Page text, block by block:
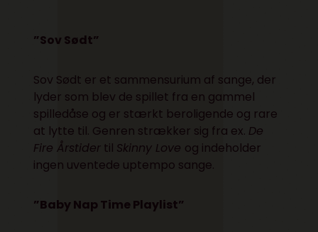
”Sov Sødt”
Sov Sødt er et sammensurium af sange, der
lyder som blev de spillet fra en gammel
spilledåse og er stærkt beroligende og rare
at lytte til. Genren strækker sig fra ex. De
Fire Årstider til Skinny Love og indeholder
ingen uventede uptempo sange.
”Baby Nap Time Playlist”